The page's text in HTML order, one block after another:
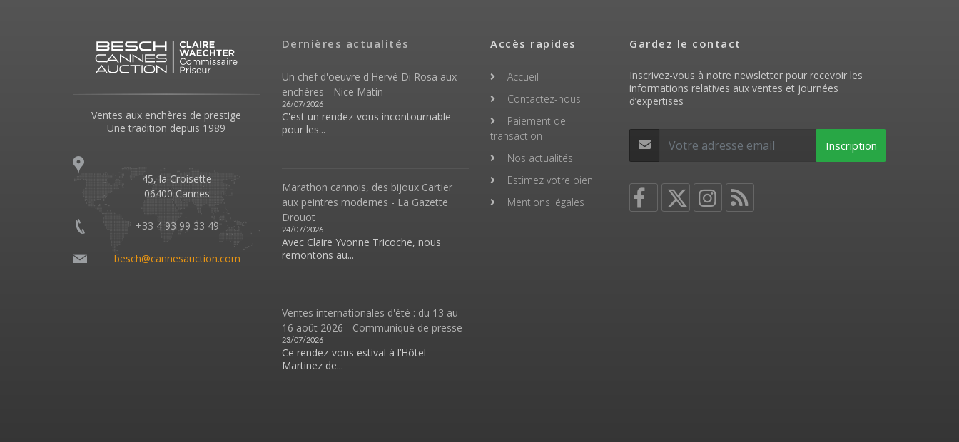
Ventes aux enchères de prestige
Une tradition depuis 1989
45, la Croisette
06400 Cannes
+33 4 93 99 33 49
besch@cannesauction.com
Dernières actualités
Un chef d'oeuvre d'Hervé Di Rosa aux
enchères - Nice Matin
26/07/2026
C'est un rendez-vous incontournable
pour les...
Marathon cannois, des bijoux Cartier
aux peintres modernes - La Gazette
Drouot
24/07/2026
Avec Claire Yvonne Tricoche, nous
remontons au...
Ventes internationales d'été : du 13 au
16 août 2026 - Communiqué de presse
23/07/2026
Ce rendez-vous estival à l’Hôtel
Martinez de...
Accès rapides
Accueil
Contactez-nous
Paiement de
transaction
Nos actualités
Estimez votre bien
Mentions légales
Gardez le contact
Inscrivez-vous à notre newsletter pour recevoir les
informations relatives aux ventes et journées
d’expertises
Inscription